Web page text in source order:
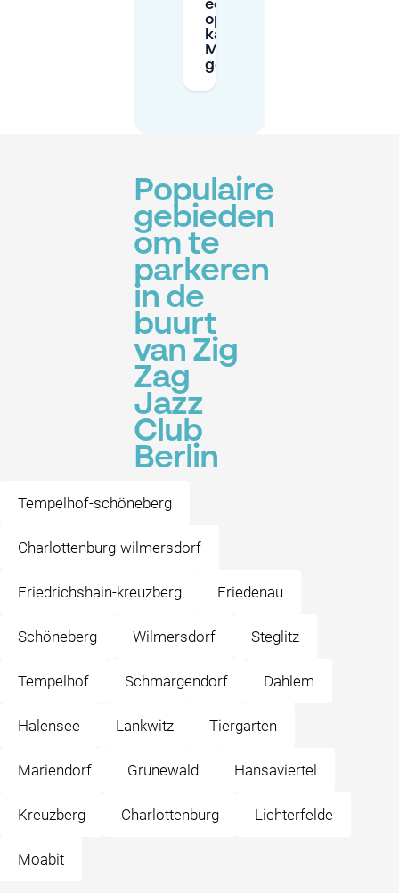
een goede
optie en
kan ik
Mobypark
gebruiken?
Populaire
gebieden
om te
parkeren
in de
buurt
van Zig
Zag
Jazz
Club
Berlin
Tempelhof-schöneberg
Charlottenburg-wilmersdorf
Friedrichshain-kreuzberg Friedenau
Schöneberg Wilmersdorf Steglitz
Tempelhof Schmargendorf Dahlem
Halensee Lankwitz Tiergarten
Mariendorf Grunewald Hansaviertel
Kreuzberg Charlottenburg Lichterfelde
Moabit